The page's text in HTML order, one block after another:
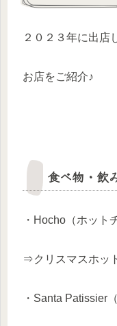
２０２３年に出店
お店をご紹介♪
食べ物・飲
・Hocho（ホット
⇒クリスマスホッ
・Santa Patissier